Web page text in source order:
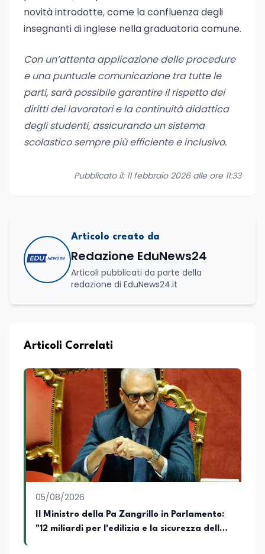
novità introdotte, come la confluenza degli
insegnanti di inglese nella graduatoria comune.
Con un’attenta applicazione delle procedure
e una puntuale comunicazione tra tutte le
parti, sarà possibile garantire il rispetto dei
diritti dei lavoratori e la continuità didattica
degli studenti, assicurando un sistema
scolastico sempre più efficiente e inclusivo.
Pubblicato il: 11 febbraio 2026 alle ore 11:33
Articolo creato da
Redazione EduNews24
Articoli pubblicati da parte della
redazione di EduNews24.it
Articoli Correlati
05/08/2026
Il Ministro della Pa Zangrillo in Parlamento:
"12 miliardi per l'edilizia e la sicurezza delle